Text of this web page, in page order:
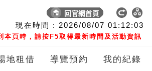
現在時間 : 2026/08/07 01:12:03
本頁時，請按F5取得最新時間及活動資訊
地租借 導覽預約 我的紀錄